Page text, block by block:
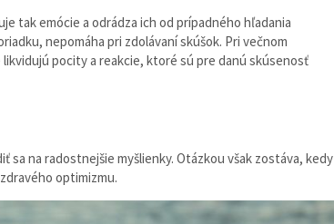
tak emócie a odrádza ich od prípadného hľadania
nepomáha pri zdolávaní skúšok. Pri večnom
pocity a reakcie, ktoré sú pre danú skúsenosť
na radostnejšie myšlienky. Otázkou však zostáva, kedy
optimizmu.